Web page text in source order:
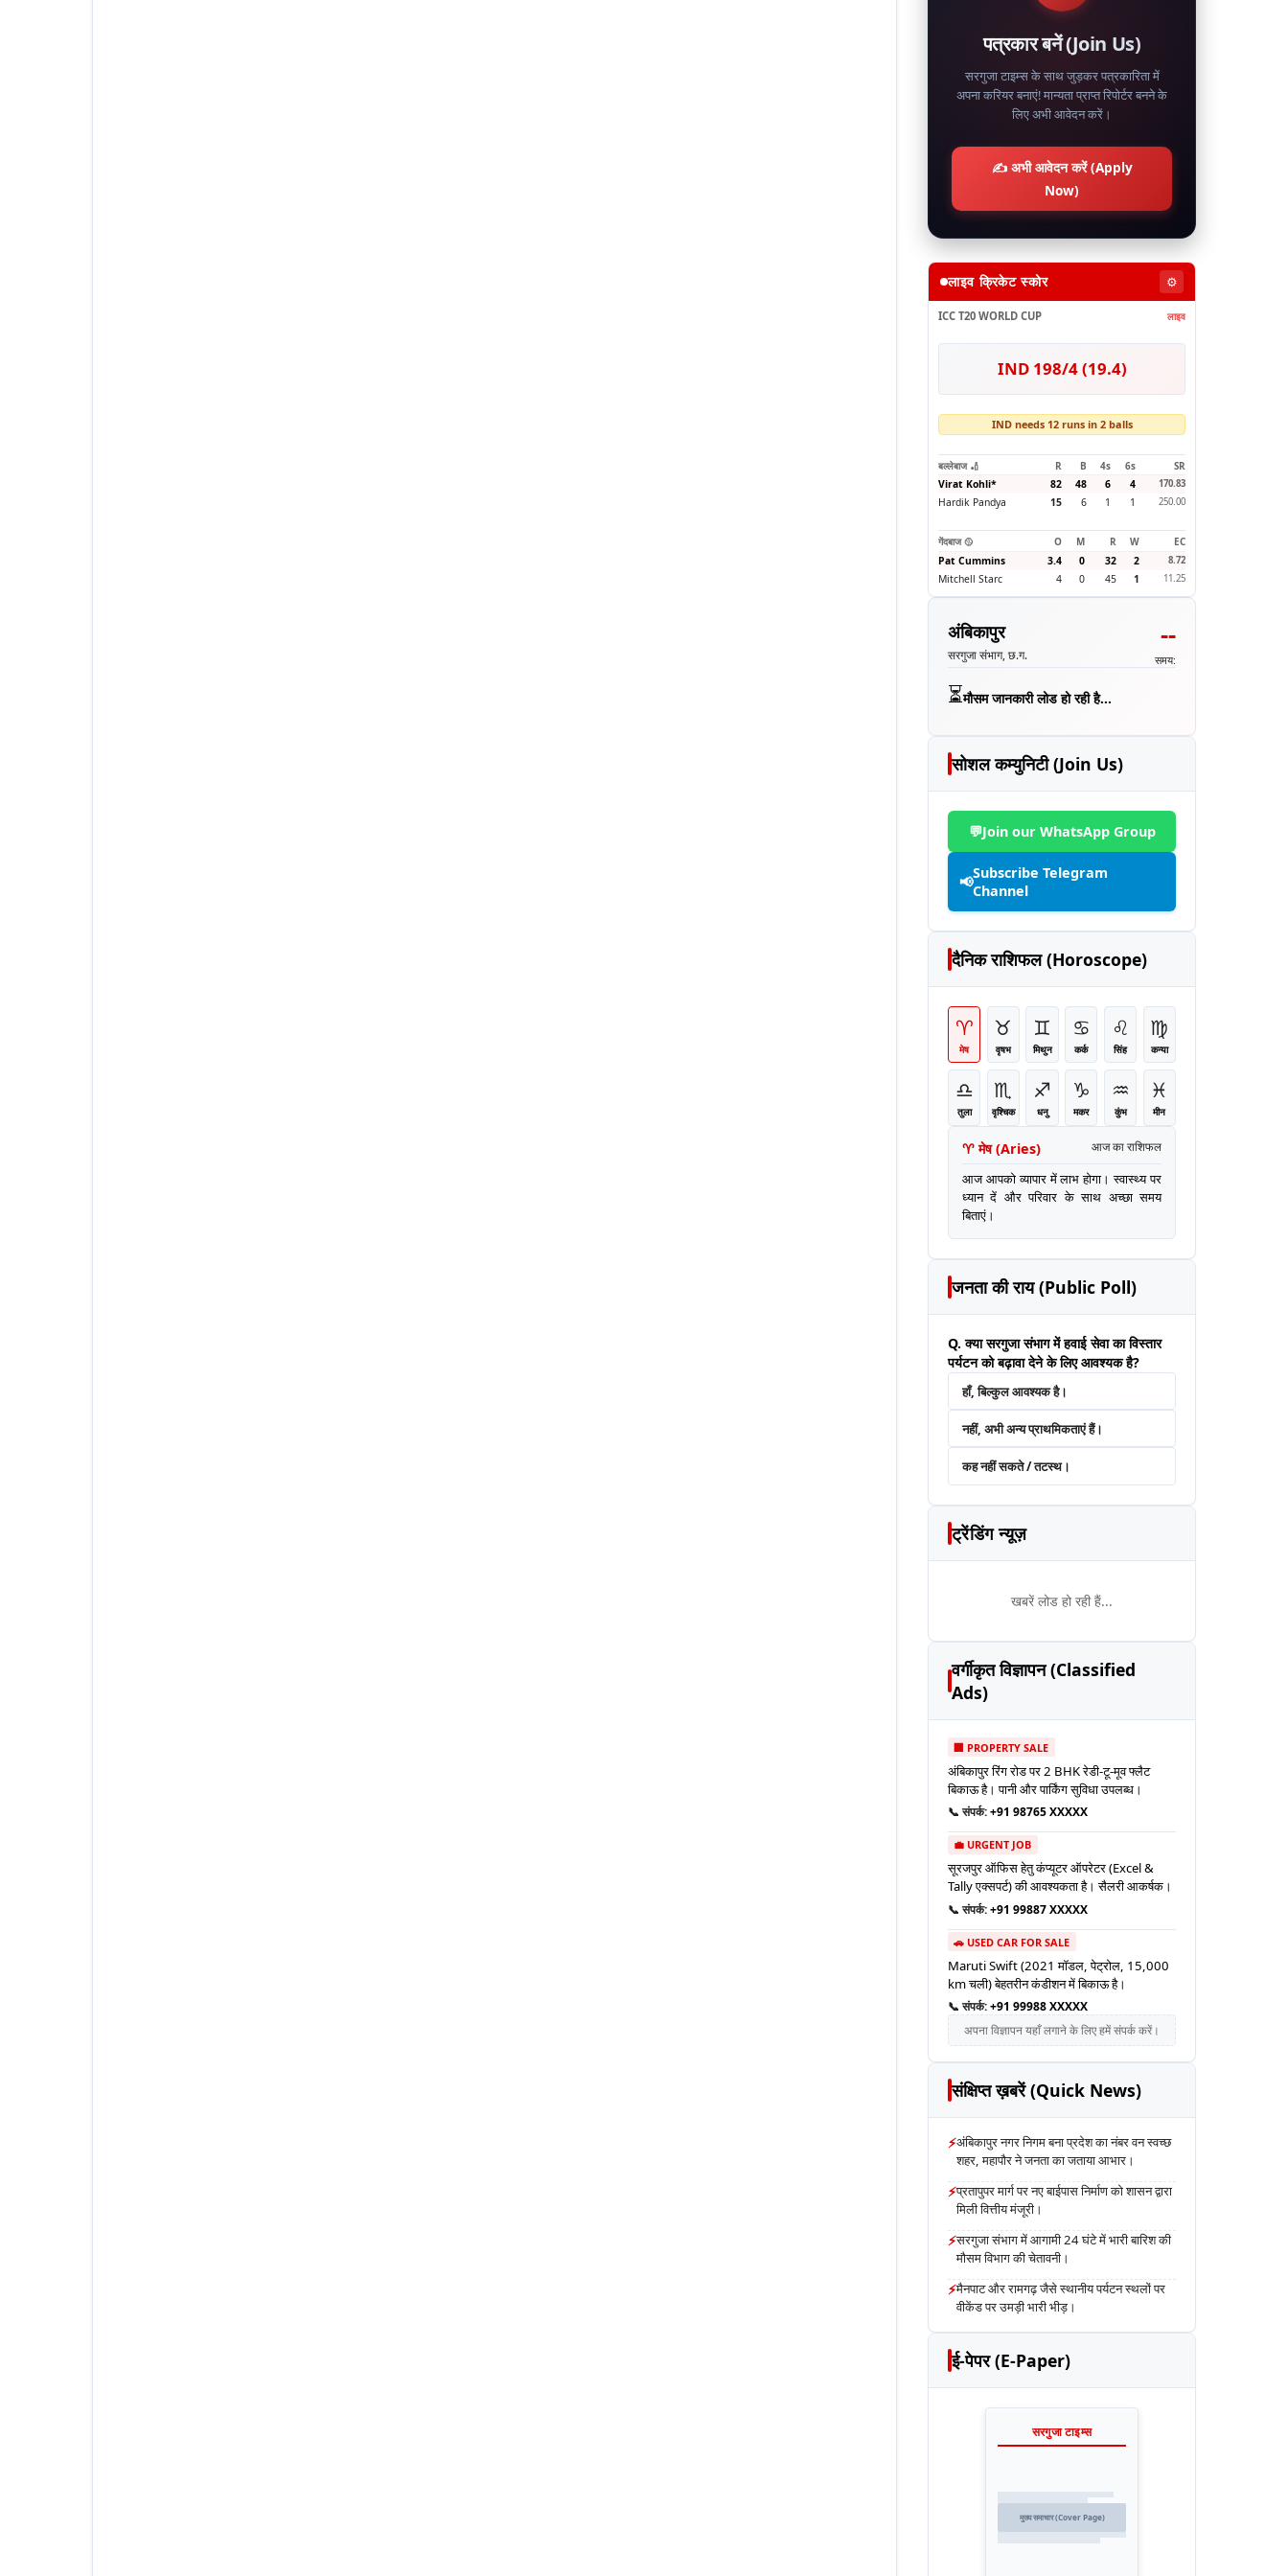
पत्रकार बनें (Join Us)
सरगुजा टाइम्स के साथ जुड़कर पत्रकारिता में
अपना करियर बनाएं! मान्यता प्राप्त रिपोर्टर बनने के
लिए अभी आवेदन करें।
✍️ अभी आवेदन करें (Apply
Now)
लाइव क्रिकेट स्कोर ⚙️
ICC T20 WORLD CUP लाइव
IND 198/4 (19.4)
IND needs 12 runs in 2 balls
बल्लेबाज 🏏 R B 4s 6s
SR
Virat Kohli* 82 48 6 4 170.83
Hardik Pandya 15 6 1 1 250.00
गेंदबाज 🥎 O M R W
EC
Pat Cummins
3.4 0 32 2 8.72
Mitchell Starc 4 0 45 1 11.25
अंबिकापुर
सरगुजा संभाग, छ.ग.
--
समय:
⏳मौसम जानकारी लोड हो रही है...
सोशल कम्युनिटी (Join Us)
💬Join our WhatsApp Group
📢Subscribe Telegram
Channel
दैनिक राशिफल (Horoscope)
♈
मेष
♉
वृषभ
♊
मिथुन
♋
कर्क
♌
सिंह
♍
कन्या
♎
तुला
♏
वृश्चिक
♐
धनु
♑
मकर
♒
कुंभ
♓
मीन
♈ मेष(Aries) आज का राशिफल
आज आपको व्यापार में लाभ होगा। स्वास्थ्य पर
ध्यान दें और परिवार के साथ अच्छा समय
बिताएं।
जनता की राय (Public Poll)
Q. क्या सरगुजा संभाग में हवाई सेवा का विस्तार
पर्यटन को बढ़ावा देने के लिए आवश्यक है?
हाँ, बिल्कुल आवश्यक है।
नहीं, अभी अन्य प्राथमिकताएं हैं।
कह नहीं सकते / तटस्थ।
ट्रेंडिंग न्यूज़
खबरें लोड हो रही हैं...
वर्गीकृत विज्ञापन (Classified
Ads)
🏢 PROPERTY SALE
अंबिकापुर रिंग रोड पर 2 BHK रेडी-टू-मूव फ्लैट
बिकाऊ है। पानी और पार्किंग सुविधा उपलब्ध।
📞 संपर्क:+91 98765 XXXXX
💼 URGENT JOB
सूरजपुर ऑफिस हेतु कंप्यूटर ऑपरेटर (Excel &
Tally एक्सपर्ट) की आवश्यकता है। सैलरी आकर्षक।
📞 संपर्क:+91 99887 XXXXX
🚗 USED CAR FOR SALE
Maruti Swift (2021 मॉडल, पेट्रोल, 15,000
km चली) बेहतरीन कंडीशन में बिकाऊ है।
📞 संपर्क:+91 99988 XXXXX
अपना विज्ञापन यहाँ लगाने के लिए हमें संपर्क करें।
संक्षिप्त ख़बरें (Quick News)
⚡अंबिकापुर नगर निगम बना प्रदेश का नंबर वन स्वच्छ
शहर, महापौर ने जनता का जताया आभार।
⚡प्रतापुपर मार्ग पर नए बाईपास निर्माण को शासन द्वारा
मिली वित्तीय मंजूरी।
⚡सरगुजा संभाग में आगामी 24 घंटे में भारी बारिश की
मौसम विभाग की चेतावनी।
⚡मैनपाट और रामगढ़ जैसे स्थानीय पर्यटन स्थलों पर
वीकेंड पर उमड़ी भारी भीड़।
ई-पेपर (E-Paper)
सरगुजा टाइम्स
मुख्य समाचार (Cover Page)